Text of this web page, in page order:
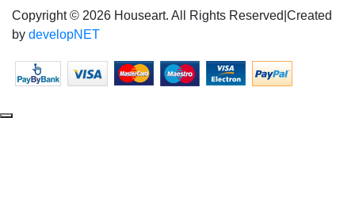
Copyright © 2026 Houseart. All Rights Reserved Created
by developNET